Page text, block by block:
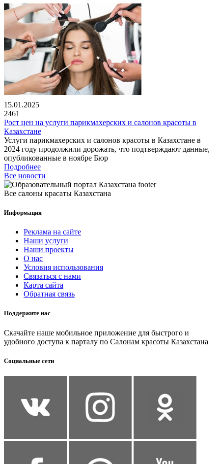
15.01.2025
2461
Рост цен на услуги парикмахерских и салонов красоты в
Казахстане
Услуги парикмахерских и салонов красоты в Казахстане в
2024 году продолжили дорожать, что подтверждают данные,
опубликованные в ноябре Бюр
Подробнее
Все новости
Все салоны красаты Казахстана
Информация
Реклама на сайте
Наши услуги
Наши проекты
О нас
Условия использования
Связаться с нами
Карта сайта
Обратная связь
Поддержите нас
Скачайте наше мобильное приложение для быстрого и
удобного доступа к парталу по Салонам красоты Казахстана
Социальные сети